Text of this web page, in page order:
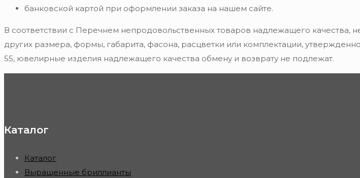
банковской картой при оформлении заказа на нашем сайте.
В соответствии с Перечнем непродовольственных товаров надлежащего качества,
других размера, формы, габарита, фасона, расцветки или комплектации,
55, ювелирные изделия надлежащего качества обмену и возврату не подлежат.
Каталог
Каталог
Выращенные бриллианты